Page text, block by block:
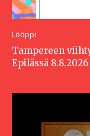
Lööppi
Tampereen
Epilässä 8.8.2026